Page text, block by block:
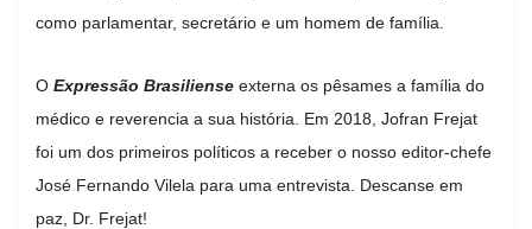
como parlamentar, secretário e um homem de família.
O Expressão Brasiliense externa os pêsames a família do
médico e reverencia a sua história. Em 2018, Jofran Frejat
foi um dos primeiros políticos a receber o nosso editor-chefe
José Fernando Vilela para uma entrevista. Descanse em
paz, Dr. Frejat!